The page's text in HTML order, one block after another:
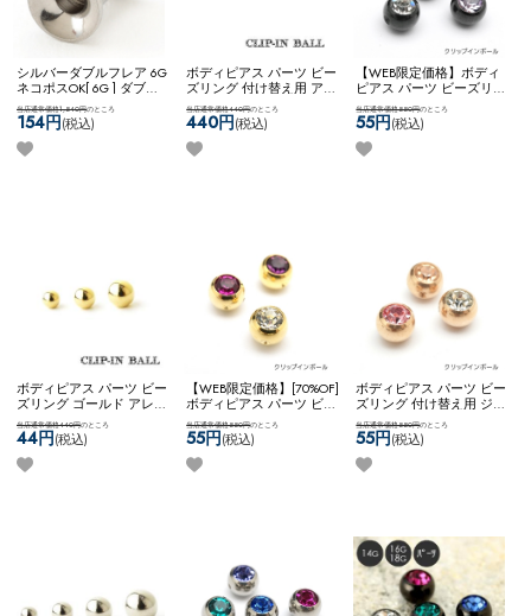
シルバーダブルフレア 6G
ネコポスOK[ 6G ] ダブル
フレア (シルバー)
当店通常価格1,540円のところ
154円(税込)
ボディピアス パーツ ビー
ズリング 付け替え用 アレ
ンジ カスタム コーディネ
ート 黒 ブラック 4mm
5mm 6mm ネコポスOK
リップインボール (ブラッ
当店通常価格440円のところ
440円(税込)
【WEB限定価格】ボディ
ピアス パーツ ビーズリン
グ ジュエル 付け替え用
アレンジ カスタム コーデ
ィネート 黒 ブラック ネ
コポスOK
当店通常価格550円のところ
55円(税込)
ボディピアス パーツ ビー
ズリング ゴールド アレン
ジ カスタム コーディネー
ト 定番 スタンダード
4mm 5mm 6mm ネコポス
OK
当店通常価格440円のところ
44円(税込)
【WEB限定価格】[70%OF]
ボディピアス パーツ ビー
ズリング 付け替え用 ジュ
エル カスタム アレンジ
コーディネート ネコポス
OK
当店通常価格550円のところ
55円(税込)
ボディピアス パーツ ビー
ズリング 付け替え用 ジュ
エル カスタム アレンジ
コーディネート ネコポス
OKジュエルクリップイン
ボール
当店通常価格550円のところ
55円(税込)